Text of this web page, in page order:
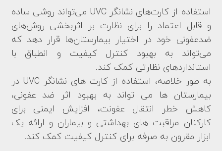
استفاده از کارت‌های نشانگر UVC می‌تواند روشی ساده
و قابل اعتماد را برای نظارت بر اثربخشی روش‌های
ضدعفونی خود در اختیار بیمارستان‌ها قرار دهد که
می‌تواند به بهبود کنترل کیفیت و انطباق با
استانداردهای نظارتی کمک کند.
به طور خلاصه، استفاده از کارت های نشانگر UVC در
بیمارستان ها می تواند به بهبود اثر ضد عفونی،
کاهش خطر انتقال عفونت، افزایش ایمنی برای
کارکنان مراقبت های بهداشتی و بیماران و ارائه یک
ابزار مقرون به صرفه برای کنترل کیفیت کمک کند.